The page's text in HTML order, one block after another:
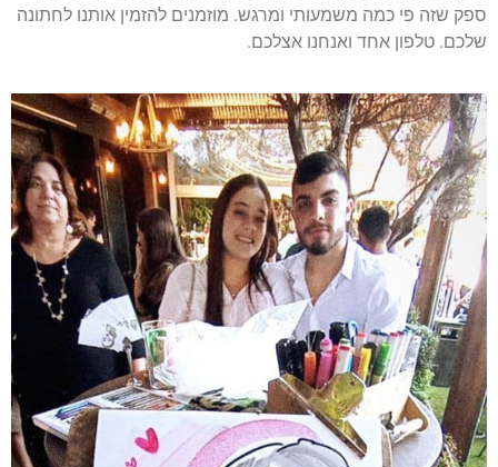
ספק שזה פי כמה משמעותי ומרגש. מוזמנים להזמין אותנו לחתונה
שלכם. טלפון אחד ואנחנו אצלכם.